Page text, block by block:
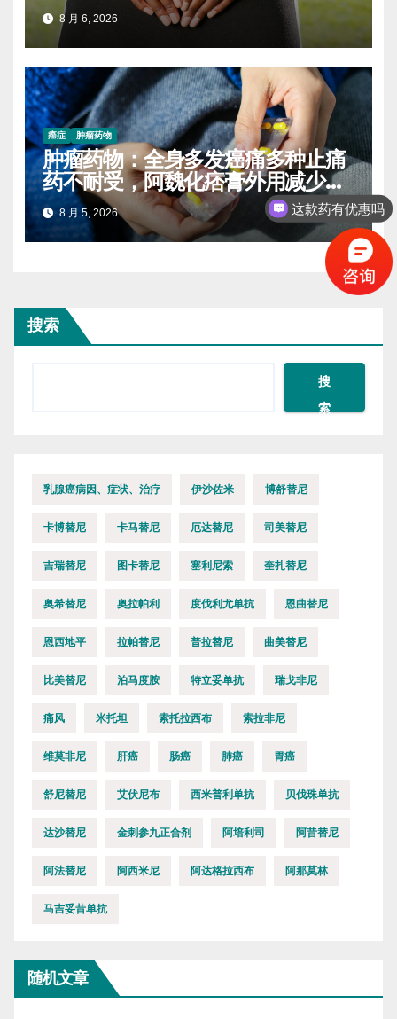
8 月 6, 2026
癌症 肿瘤药物
肿瘤药物：全身多发癌痛多种止痛
药不耐受，阿魏化痞膏外用减少口
服药量的实操案例
8 月 5, 2026
搜索
搜
索
乳腺癌病因、症状、治疗 伊沙佐米 博舒替尼
卡博替尼 卡马替尼 厄达替尼 司美替尼
吉瑞替尼 图卡替尼 塞利尼索 奎扎替尼
奥希替尼 奥拉帕利 度伐利尤单抗 恩曲替尼
恩西地平 拉帕替尼 普拉替尼 曲美替尼
比美替尼 泊马度胺 特立妥单抗 瑞戈非尼
痛风 米托坦 索托拉西布 索拉非尼
维莫非尼 肝癌 肠癌 肺癌 胃癌
舒尼替尼 艾伏尼布 西米普利单抗 贝伐珠单抗
达沙替尼 金刺参九正合剂 阿培利司 阿昔替尼
阿法替尼 阿西米尼 阿达格拉西布 阿那莫林
马吉妥昔单抗
随机文章
这款药有优惠吗